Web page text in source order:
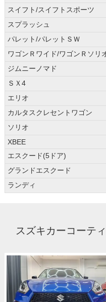
スイフト/スイフトスポーツ
スプラッシュ
パレット/パレットＳＷ
ワゴンＲワイド/ワゴンＲソリ
ジムニーノマド
ＳＸ4
エリオ
カルタスクレセントワゴン
ソリオ
XBEE
エスクード(5ドア)
グランドエスクード
ランディ
スズキカーコーテ